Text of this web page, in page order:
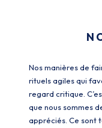
Nos manières de
rituels agiles qui
regard critique.
que nous sommes
appréciés. Ce sont